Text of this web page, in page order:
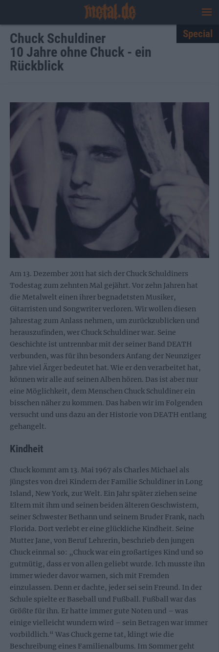
Chuck Schuldiner
10 Jahre ohne Chuck - ein
Rückblick
Special
Am 13. Dezember 2011 hat sich der Chuck Schuldiners
Todestag zum zehnten Mal gejährt. Vor zehn Jahren hat
die Metalwelt einen ihrer begnadetsten Musiker,
Gitarristen und Songwriter verloren. Wir wollen diesen
Jahrestag zum Anlass nehmen, um zurückzublicken und
herauszufinden, wer Chuck Schuldiner war. Seine
Geschichte ist untrennbar mit der seiner Band DEATH
verbunden, was für ihn besonders Anfang der Neunziger
Jahre viel Ärger bedeutet hat. Wie er den verarbeitet hat,
können wir alle auf seinen Alben hören. Das ist aber nur
eine Möglichkeit, dem Menschen Chuck Schuldiner ein
bisschen näher zu kommen. Das haben wir im Folgenden
versucht und uns dazu an der Historie von DEATH entlang
gehangelt.
Kindheit
Chuck kommt am 13. Mai 1967 als Charles Michael als
jüngstes von drei Kindern der Familie Schuldiner in Long
Island, New York, zur Welt. Ein Jahr später ziehen seine
Eltern mit ihm und seinen beiden älteren Geschwistern,
seiner Schwester Bethann und seinem Bruder Frank, nach
Florida. Dort verlebt er eine glückliche Kindheit. Seine
Mutter Jane, von Beruf Lehrerin, beschrieb den jungen
Chuck einmal so: „Chuck war ein großartiges Kind und so
gutmütig, dass er von allen geliebt wurde. Ich musste ihn
immer wieder davor warnen, sich mit Fremden
einzulassen. Denn er dachte, jeder sei sein Freund. In der
Schule spielte er Baseball und Fußball. Fußball war das
Größte für ihn. Er hatte immer gute Noten und – was
einige vielleicht wundern wird – sein Betragen war immer
vorbildlich.“ Was Chuck gerne tat, klingt wie die
Beschreibung eines Familienalbums. Im Sommer geht